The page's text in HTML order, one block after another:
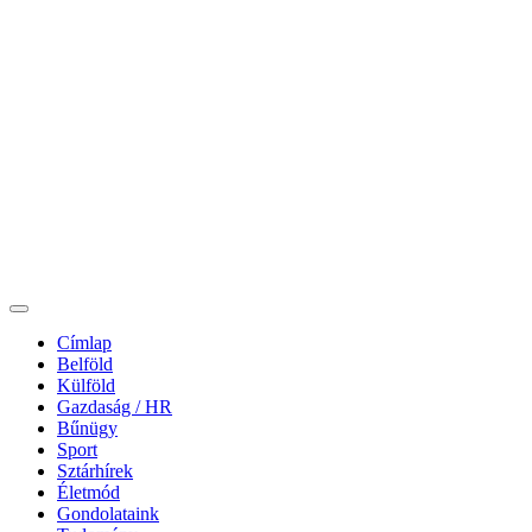
Címlap
Belföld
Külföld
Gazdaság / HR
Bűnügy
Sport
Sztárhírek
Életmód
Gondolataink